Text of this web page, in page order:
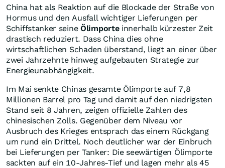
China hat als Reaktion auf die Blockade der Straße von
Hormus und den Ausfall wichtiger Lieferungen per
Schiffstanker seine Ölimporteinnerhalb kürzester Zeit
drastisch reduziert. Dass China dies ohne
wirtschaftlichen Schaden überstand, liegt an einer über
zwei Jahrzehnte hinweg aufgebauten Strategie zur
Energieunabhängigkeit.
Im Mai senkte Chinas gesamte Ölimporte auf 7,8
Millionen Barrel pro Tag und damit auf den niedrigsten
Stand seit 8 Jahren, zeigen offizielle Zahlen des
chinesischen Zolls. Gegenüber dem Niveau vor
Ausbruch des Krieges entsprach das einem Rückgang
um rund ein Drittel. Noch deutlicher war der Einbruch
bei Lieferungen per Tanker: Die seewärtigen Ölimporte
sackten auf ein 10-Jahres-Tief und lagen mehr als 45